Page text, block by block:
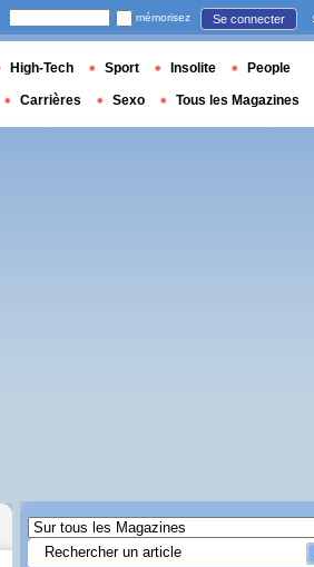
mémorisez Se connecter
High-Tech Sport Insolite People
Carrières Sexo Tous les Magazines